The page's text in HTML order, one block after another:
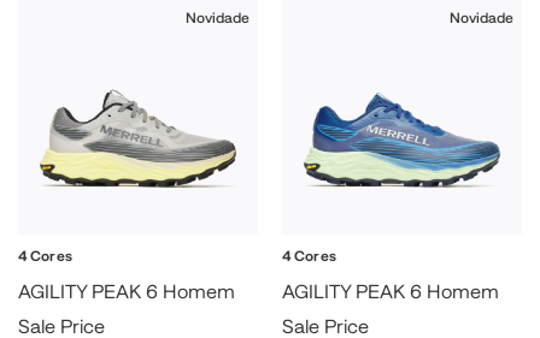
Novidade
4 Cores
AGILITY PEAK 6 Homem
Sale Price
Novidade
4 Cores
AGILITY PEAK 6 Homem
Sale Price